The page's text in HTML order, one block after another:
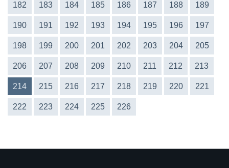
182 183 184 185 186 187 188 189
190 191 192 193 194 195 196 197
198 199 200 201 202 203 204 205
206 207 208 209 210 211 212 213
214 215 216 217 218 219 220 221
222 223 224 225 226